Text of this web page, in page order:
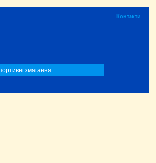
Контакти
змагання